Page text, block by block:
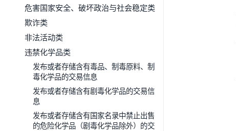
危害国家安全、破坏政治与社会稳定类
欺诈类
非法活动类
违禁化学品类
发布或者存储含有毒品、制毒原料、制
毒化学品的交易信息
发布或者存储含有剧毒化学品的交易信
息
发布或者存储含有国家名录中禁止出售
的危险化学品（剧毒化学品除外）的交